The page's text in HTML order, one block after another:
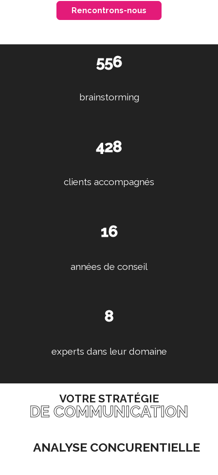
Rencontrons-nous
556
brainstorming
428
clients accompagnés
16
années de conseil
8
experts dans leur domaine
VOTRE STRATÉGIE
DE COMMUNICATION
ANALYSE CONCURENTIELLE